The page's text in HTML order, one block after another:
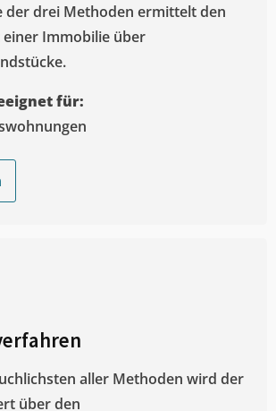
der drei Methoden ermittelt den
Immobilie über
für:
aller Methoden wird der
über den